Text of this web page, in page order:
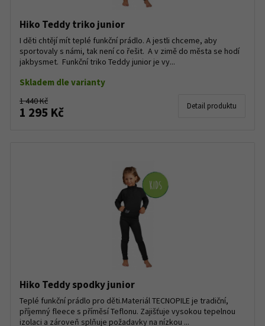
Hiko Teddy triko junior
I děti chtějí mít teplé funkční prádlo. A jestli chceme, aby
sportovaly s námi, tak není co řešit. A v zimě do města se hodí
jakbysmet. Funkční triko Teddy junior je vy...
Skladem dle varianty
1 440 Kč
1 295 Kč Detail produktu
Hiko Teddy spodky junior
Teplé funkční prádlo pro děti.Materiál TECNOPILE je tradiční,
příjemný fleece s příměsí Teflonu. Zajišťuje vysokou tepelnou
izolaci a zároveň splňuje požadavky na nízkou ...